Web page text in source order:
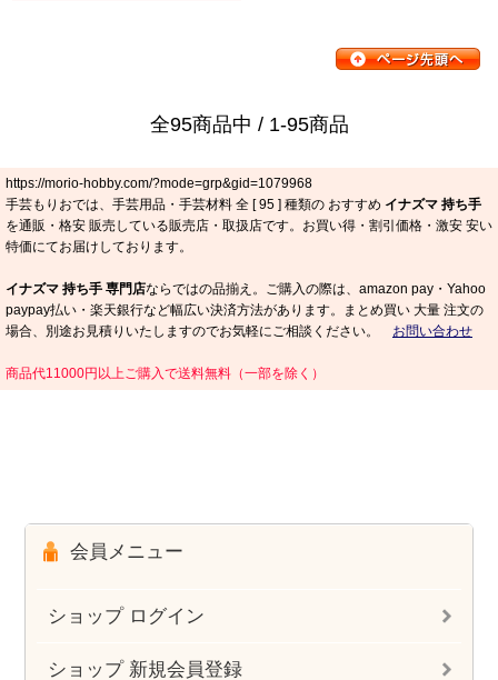
全95商品中 / 1-95商品
https://morio-hobby.com/?mode=grp&gid=1079968
手芸もりおでは、手芸用品・手芸材料 全 [95 ] 種類の おすすめ イナズマ 持ち手
を通販・格安 販売している販売店・取扱店です。お買い得・割引価格・激安 安い
特価にてお届けしております。
イナズマ 持ち手 専門店ならではの品揃え。ご購入の際は、amazon pay・Yahoo
paypay払い・楽天銀行など幅広い決済方法があります。まとめ買い 大量 注文の
場合、別途お見積りいたしますのでお気軽にご相談ください。 お問い合わせ
商品代11000円以上ご購入で送料無料（一部を除く）
会員メニュー
ショップ ログイン
ショップ 新規会員登録